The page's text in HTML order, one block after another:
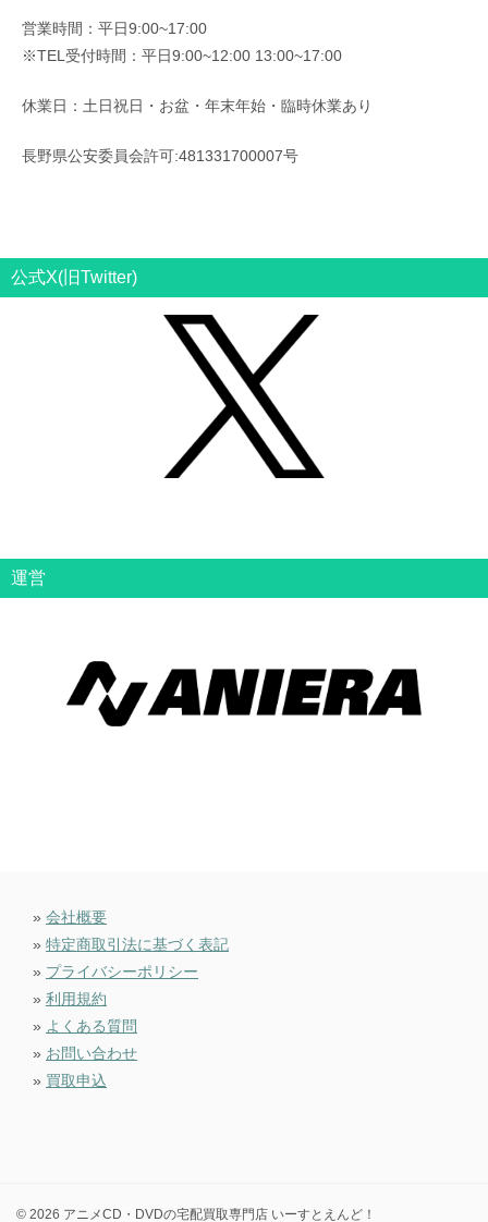
営業時間：平日9:00~17:00
※TEL受付時間：平日9:00~12:00 13:00~17:00
休業日：土日祝日・お盆・年末年始・臨時休業あり
長野県公安委員会許可:481331700007号
公式X(旧Twitter)
運営
» 会社概要
» 特定商取引法に基づく表記
» プライバシーポリシー
» 利用規約
» よくある質問
» お問い合わせ
» 買取申込
© 2026 アニメCD・DVDの宅配買取専門店 いーすとえんど！